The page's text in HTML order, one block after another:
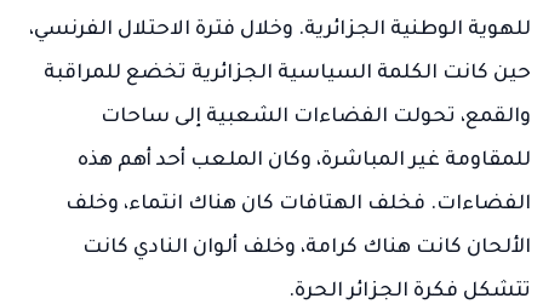
للهوية الوطنية الجزائرية. وخلال فترة الاحتلال الفرنسي،
حين كانت الكلمة السياسية الجزائرية تخضع للمراقبة
والقمع، تحولت الفضاءات الشعبية إلى ساحات
للمقاومة غير المباشرة، وكان الملعب أحد أهم هذه
الفضاءات. فخلف الهتافات كان هناك انتماء، وخلف
الألحان كانت هناك كرامة، وخلف ألوان النادي كانت
تتشكل فكرة الجزائر الحرة.